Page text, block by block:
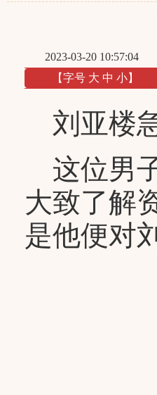
2023-03-20 10:57:04
【字号 大 中 小】
刘亚楼
这位男
大致了解
是他便对